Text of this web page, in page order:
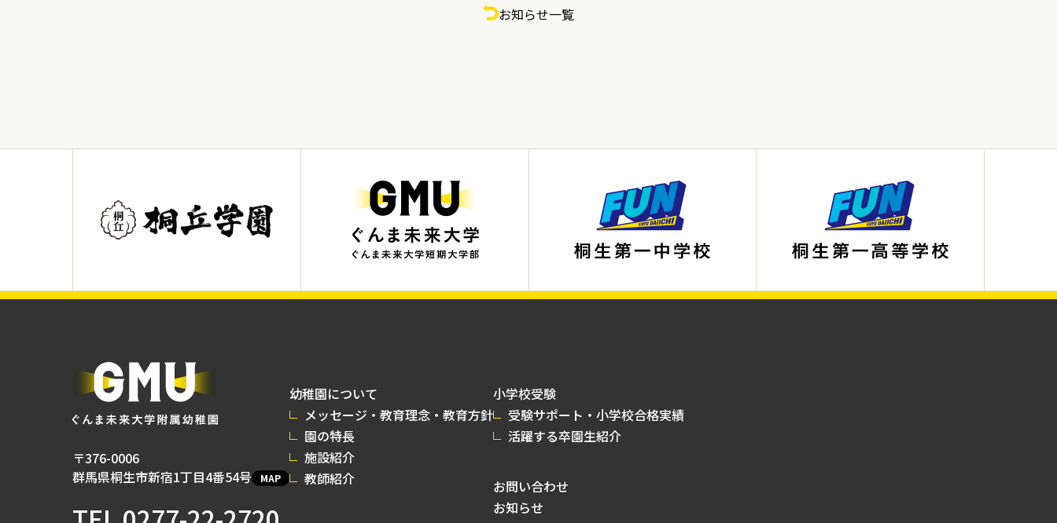
お知らせ一覧
〒376-0006
群馬県桐生市新宿1丁目4番54号
MAP
幼稚園について
メッセージ・教育理念・教育方針
園の特長
施設紹介
教師紹介
小学校受験
受験サポート・小学校合格実績
活躍する卒園生紹介
お問い合わせ
お知らせ